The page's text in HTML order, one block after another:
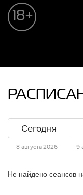
18+
Сегодня
8 августа 2026 9
Не найдено сеансов